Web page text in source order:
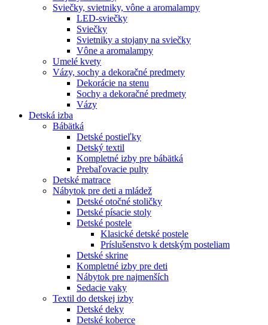
Sviečky, svietniky, vône a aromalampy
LED-sviečky
Sviečky
Svietniky a stojany na sviečky
Vône a aromalampy
Umelé kvety
Vázy, sochy a dekoračné predmety
Dekorácie na stenu
Sochy a dekoračné predmety
Vázy
Detská izba
Bábätká
Detské postieľky
Detský textil
Kompletné izby pre bábätká
Prebaľovacie pulty
Detské matrace
Nábytok pre deti a mládež
Detské otočné stoličky
Detské písacie stoly
Detské postele
Klasické detské postele
Príslušenstvo k detským posteliam
Detské skrine
Kompletné izby pre deti
Nábytok pre najmenších
Sedacie vaky
Textil do detskej izby
Detské deky
Detské koberce